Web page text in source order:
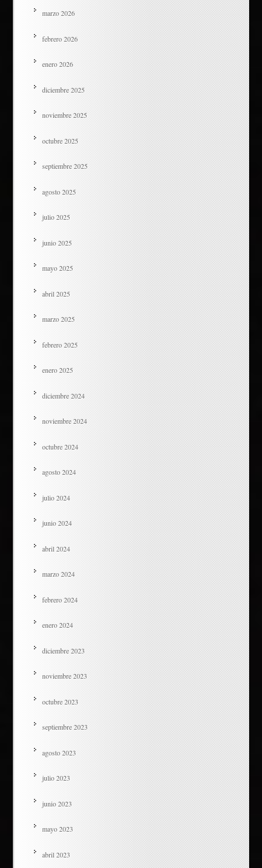
marzo 2026
febrero 2026
enero 2026
diciembre 2025
noviembre 2025
octubre 2025
septiembre 2025
agosto 2025
julio 2025
junio 2025
mayo 2025
abril 2025
marzo 2025
febrero 2025
enero 2025
diciembre 2024
noviembre 2024
octubre 2024
agosto 2024
julio 2024
junio 2024
abril 2024
marzo 2024
febrero 2024
enero 2024
diciembre 2023
noviembre 2023
octubre 2023
septiembre 2023
agosto 2023
julio 2023
junio 2023
mayo 2023
abril 2023